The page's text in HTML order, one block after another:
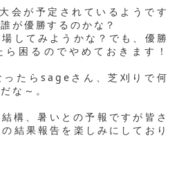
会が予定されているようです
が優勝するのかな？
してみようかな？でも、優勝
ら困るのでやめておきます！
ったらsageさん、芝刈りで何
な～。
構、暑いとの予報ですが皆さ
結果報告を楽しみにしており